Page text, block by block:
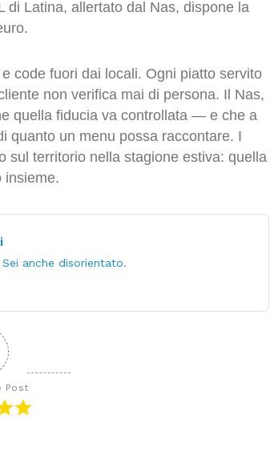
di Latina, allertato dal Nas, dispone la
code fuori dai locali. Ogni piatto servito
non verifica mai di persona. Il Nas,
quella fiducia va controllata — e che a
quanto un menu possa raccontare. I
sul territorio nella stagione estiva: quella
anche disorientato.
Post